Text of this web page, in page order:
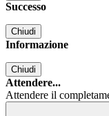
Successo
Chiudi
Informazione
Chiudi
Attendere...
Attendere il